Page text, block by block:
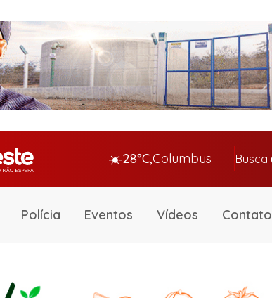
☀️28°C,Columbus Busca
Polícia Eventos Vídeos Contato